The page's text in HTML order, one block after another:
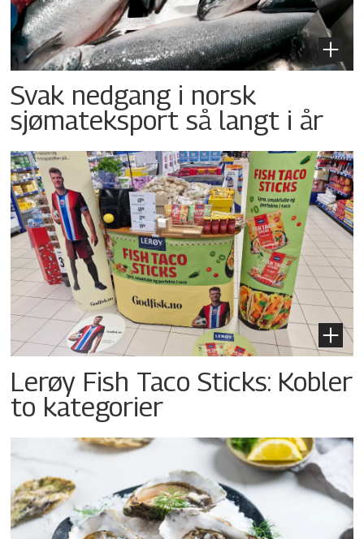
Svak nedgang i norsk
sjømateksport så langt i år
Lerøy Fish Taco Sticks: Kobler
to kategorier